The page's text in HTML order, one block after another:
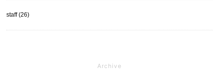
staff (26)
Archive